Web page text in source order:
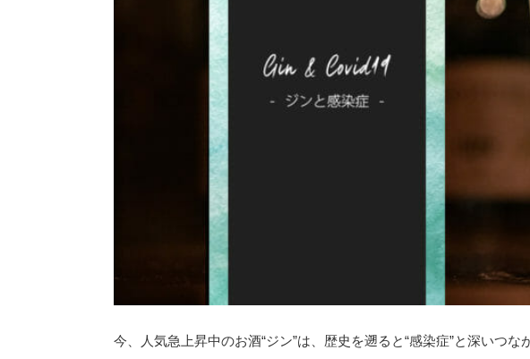
今、人気急上昇中のお酒“ジン”は、歴史を遡ると“感染症”と深いつな